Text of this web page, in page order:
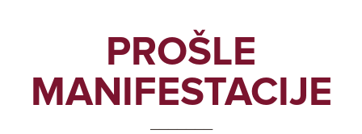
PROŠLE
MANIFESTACIJE
_______